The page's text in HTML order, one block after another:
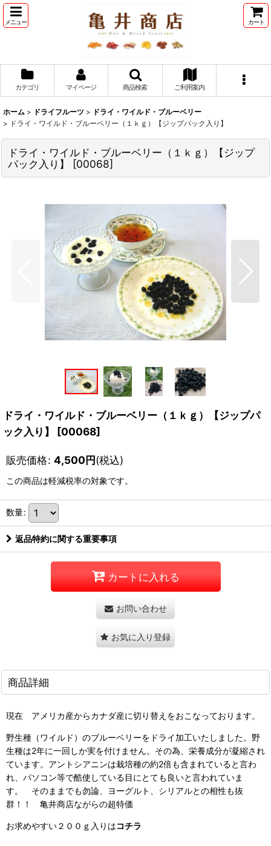
メニュー カート
カテゴリ マイページ 商品検索 ご利用案内
ホーム > ドライフルーツ > ドライ・ワイルド・ブルーベリー
> ドライ・ワイルド・ブルーベリー（１ｋｇ）【ジップパック入り】
ドライ・ワイルド・ブルーベリー（１ｋｇ）【ジップ
パック入り】
[00068]
ドライ・ワイルド・ブルーベリー（１ｋｇ）【ジップパ
ック入り】
[00068]
販売価格: 4,500円(税込)
この商品は軽減税率の対象です。
数量:
返品特約に関する重要事項
カートに入れる
お問い合わせ
お気に入り登録
商品詳細
現在 アメリカ産からカナダ産に切り替えをおこなっております。
野生種（ワイルド）のブルーベリーをドライ加工いたしました。野
生種は2年に一回しか実を付けません。その為、栄養成分が凝縮され
ています。アントシアニンは栽培種の約2倍も含まれていると言わ
れ、パソコン等で酷使している目にとても良いと言われていま
す。 そのままでも勿論、ヨーグルト、シリアルとの相性も抜
群！！ 亀井商店ながらの超特価
お求めやすい２００ｇ入りはコチラ